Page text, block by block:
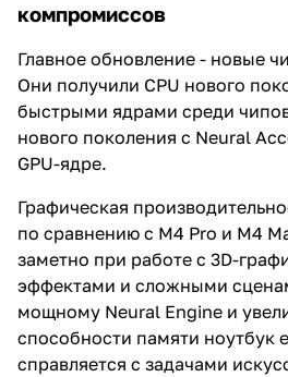
компромиссов
Главное обновление - новые
Они получили CPU нового
быстрыми ядрами среди
нового поколения с Neural
GPU-ядре.
Графическая
по сравнению с M4 Pro и M4
заметно при работе с 3D-
эффектами и сложными
мощному Neural Engine и
способности памяти ноутбук
справляется с задачами